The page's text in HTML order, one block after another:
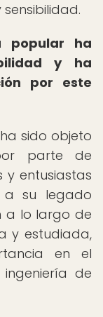
popular ha
y ha
por este
sido objeto
parte de
y entusiastas
a su legado
a lo largo de
y estudiada,
en el
de